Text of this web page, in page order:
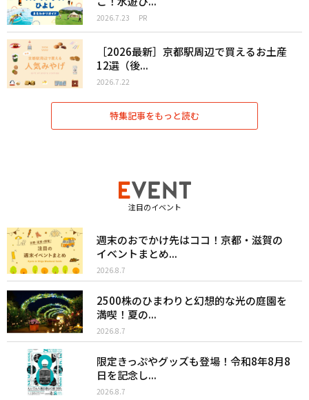
2026.7.23 PR
［2026最新］京都駅周辺で買えるお土産
12選（後...
2026.7.22
特集記事をもっと読む
注目のイベント
週末のおでかけ先はココ！京都・滋賀の
イベントまとめ...
2026.8.7
2500株のひまわりと幻想的な光の庭園を
満喫！夏の...
2026.8.7
限定きっぷやグッズも登場！令和8年8月8
日を記念し...
2026.8.7